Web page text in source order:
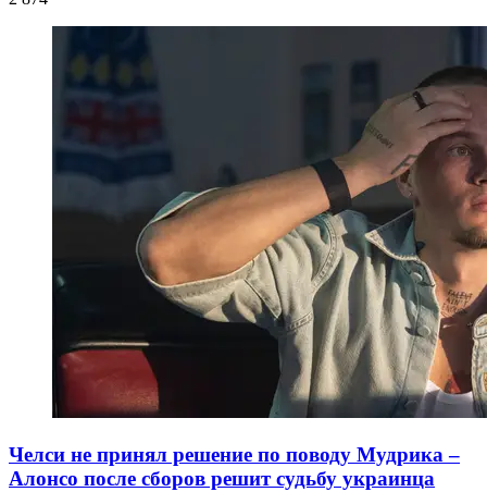
Челси не принял решение по поводу Мудрика –
Алонсо после сборов решит судьбу украинца